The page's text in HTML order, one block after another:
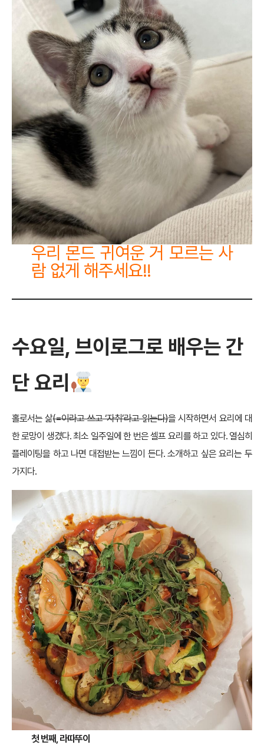
우리 몬드 귀여운 거 모르는 사
람 없게 해주세요!!
수요일, 브이로그로 배우는 간
단 요리
홀로서는 삶(=이라고 쓰고 ‘자취’라고 읽는다)을 시작하면서 요리에 대
한 로망이 생겼다. 최소 일주일에 한 번은 셀프 요리를 하고 있다. 열심히
플레이팅을 하고 나면 대접받는 느낌이 든다. 소개하고 싶은 요리는 두
가지다.
첫 번째, 라따뚜이